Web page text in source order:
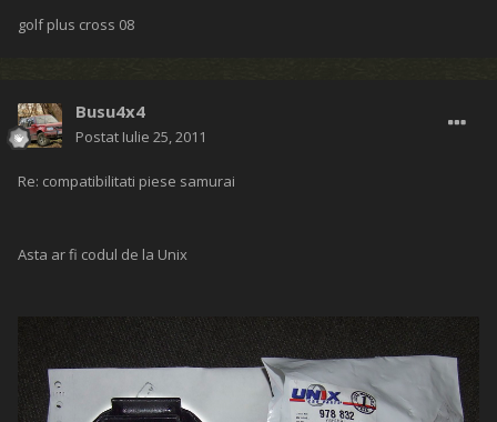
golf plus cross 08
Busu4x4
Postat Iulie 25, 2011
Re: compatibilitati piese samurai
Asta ar fi codul de la Unix